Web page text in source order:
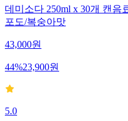
데미소다 250ml x 30개 캔
포도/복숭아맛
43,000원
44%23,900원
5.0